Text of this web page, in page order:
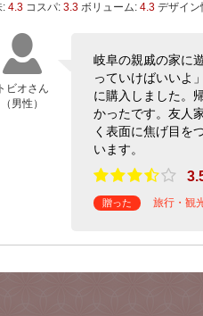
: 4.3 コスパ: 3.3 ボリューム: 4.3 デザイン
トビオさん
（男性）
岐阜の親戚の家に
っていけばいいよ
に購入しました。
かったです。友人
く表面に焦げ目を
います。
贈った 旅行・観